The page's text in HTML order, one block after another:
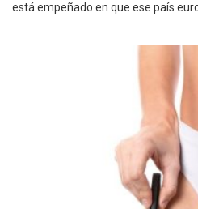
está empeñado en que ese país